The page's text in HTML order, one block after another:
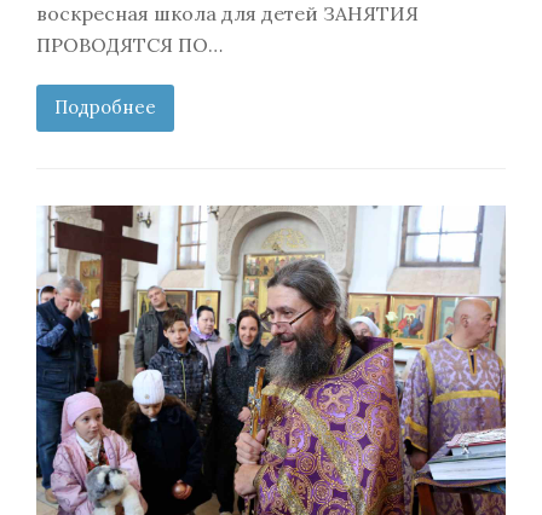
воскресная школа для детей ЗАНЯТИЯ
ПРОВОДЯТСЯ ПО…
Подробнее